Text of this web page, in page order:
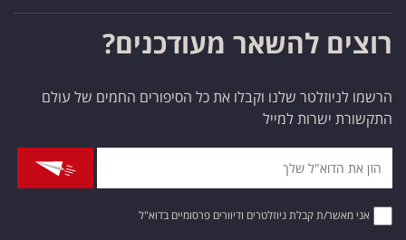
רוצים להשאר מעודכנים?
הרשמו לניוזלטר שלנו וקבלו את כל הסיפורים החמים של עולם
התקשורת ישרות למייל
אני מאשר/ת קבלת ניוזלטרים ודיוורים פרסומיים בדוא"ל